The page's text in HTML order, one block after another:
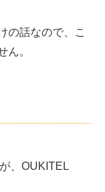
の話なので、こ
ん。
、OUKITEL